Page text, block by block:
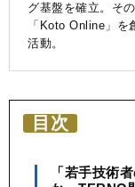
グ基盤を確立。そ
「Koto Online」
活動。
目次
「若手技術